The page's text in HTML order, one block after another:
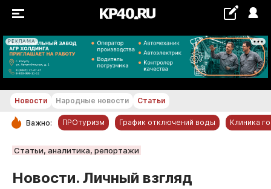
РЕКЛАМА
+29...+30 °С
РУБРИКИ
Новости Народные новости Статьи
Важно: ПРОтуризм График отключений воды Клиника
Статьи, аналитика, репортажи
Новости. Личный взгляд